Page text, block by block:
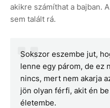
akikre számíthat a bajban.
sem talált rá.
Sokszor eszembe jut,
lenne egy párom, de ez
nincs, mert nem akarja
jön olyan férfi, akit én
életembe.